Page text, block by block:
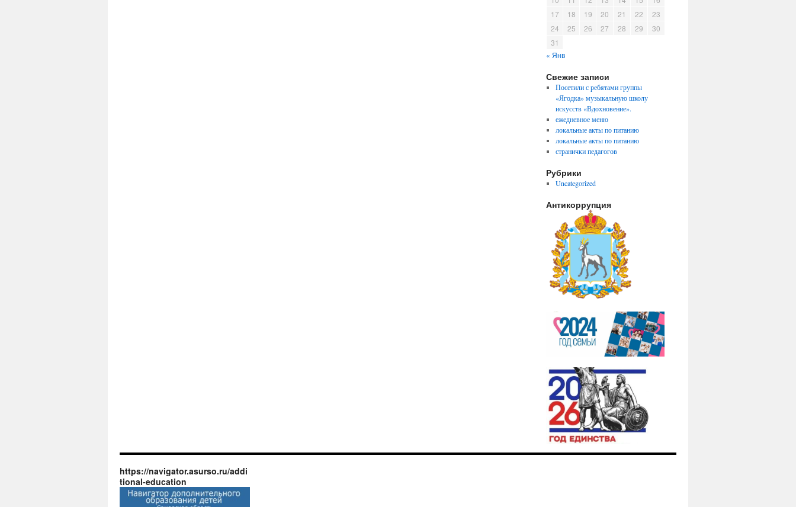
17
18 19 20 21 22
23
24
25 26 27 28 29
30
31
« Янв
Свежие записи
Посетили с ребятами группы
«Ягодка» музыкальную школу
искусств «Вдохновение».
ежедневное меню
локальные акты по питанию
локальные акты по питанию
странички педагогов
Рубрики
Uncategorized
Антикоррупция
https://navigator.asurso.ru/addi
tional-education